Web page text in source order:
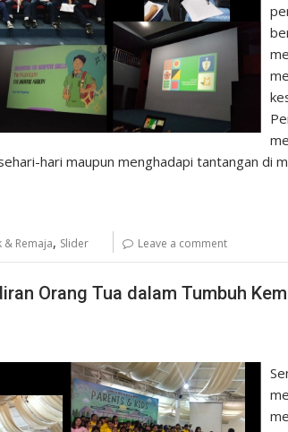
hari maupun menghadapi tantangan di
& Remaja, Slider Leave a comment
Orang Tua dalam Tumbuh